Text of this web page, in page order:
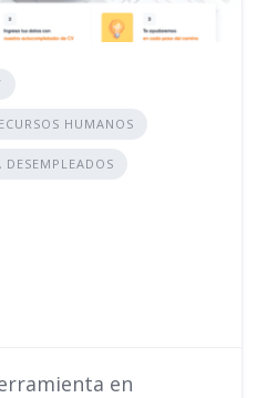
HUMANOS
DESEMPLEADOS
en